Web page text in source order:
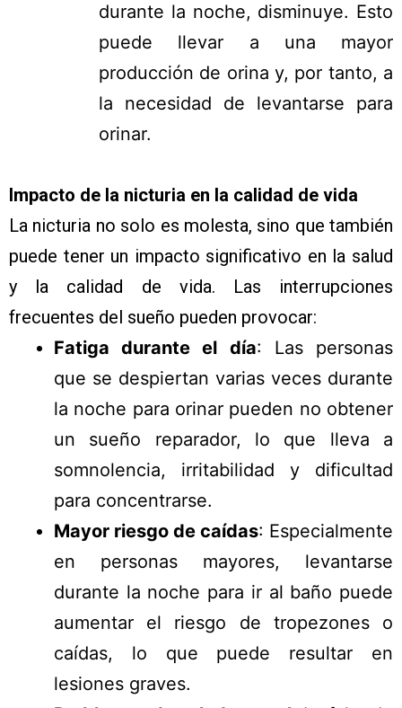
durante la noche, disminuye. Esto
puede llevar a una mayor
producción de orina y, por tanto, a
la necesidad de levantarse para
orinar.
Impacto de la nicturia en la calidad de vida
La nicturia no solo es molesta, sino que también
puede tener un impacto significativo en la salud
y la calidad de vida. Las interrupciones
frecuentes del sueño pueden provocar:
Fatiga durante el día: Las personas
que se despiertan varias veces durante
la noche para orinar pueden no obtener
un sueño reparador, lo que lleva a
somnolencia, irritabilidad y dificultad
para concentrarse.
Mayor riesgo de caídas: Especialmente
en personas mayores, levantarse
durante la noche para ir al baño puede
aumentar el riesgo de tropezones o
caídas, lo que puede resultar en
lesiones graves.